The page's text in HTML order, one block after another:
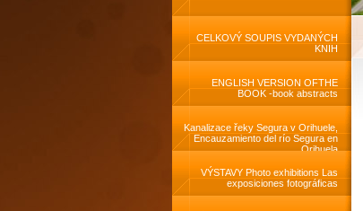
CELKOVÝ SOUPIS VYDANÝCH
KNIH
ENGLISH VERSION OFTHE
BOOK -book abstracts
Kanalizace řeky Segura v Orihuele,
Encauzamiento del río Segura en
Orihuela
VÝSTAVY Photo exhibitions Las
exposiciones fotográficas